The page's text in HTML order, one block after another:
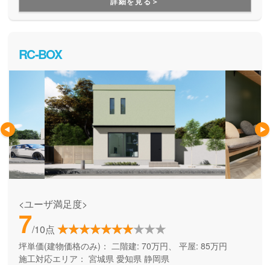
広くご提案しています。
RC-BOX
<ユーザ満足度>
7/10点
坪単価(建物価格のみ)： 二階建: 70万円、 平屋: 85万円
施工対応エリア： 宮城県 愛知県 静岡県